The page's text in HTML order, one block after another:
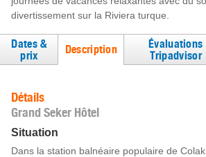
divertissement sur la Riviera turque.
Dates &
prix
Description
Évaluations
Tripadvisor
Détails
Grand Seker Hôtel
Situation
Dans la station balnéaire populaire de